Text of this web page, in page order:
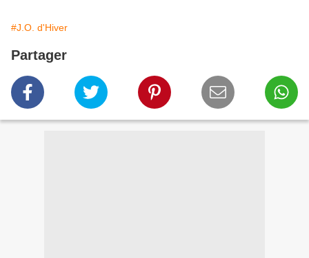
#J.O. d'Hiver
Partager